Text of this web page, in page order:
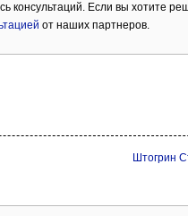
консультаций. Если вы хотите
от наших партнеров.
Штогрин